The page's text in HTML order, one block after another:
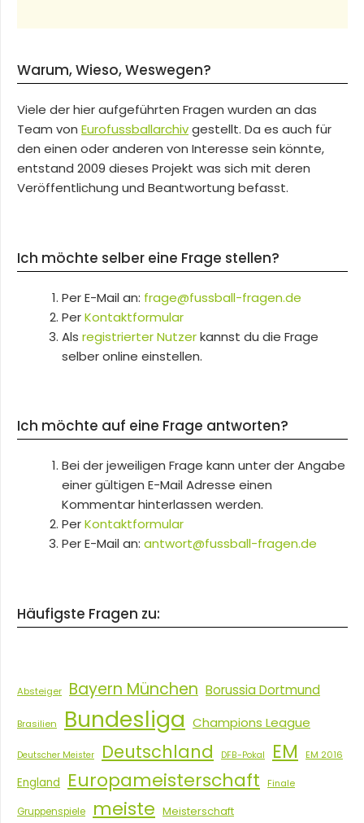
Warum, Wieso, Weswegen?
Viele der hier aufgeführten Fragen wurden an das
Team von Eurofussballarchivgestellt. Da es auch für
den einen oder anderen von Interesse sein könnte,
entstand 2009 dieses Projekt was sich mit deren
Veröffentlichung und Beantwortung befasst.
Ich möchte selber eine Frage stellen?
Per E-Mail an: frage@fussball-fragen.de
PerKontaktformular
Als registrierter Nutzerkannst du die Frage
selber online einstellen.
Ich möchte auf eine Frage antworten?
Bei der jeweiligen Frage kann unter der Angabe
einer gültigen E-Mail Adresse einen
Kommentar hinterlassen werden.
PerKontaktformular
Per E-Mail an: antwort@fussball-fragen.de
Häufigste Fragen zu:
Absteiger Bayern München Borussia Dortmund
Brasilien Bundesliga Champions League
Deutscher Meister Deutschland DFB-Pokal EM EM 2016
England Europameisterschaft Finale
Gruppenspiele meiste Meisterschaft